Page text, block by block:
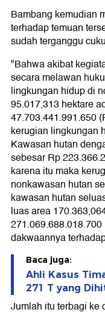
Bambang kemudian
terhadap temuan
sudah terganggu
"Bahwa akibat
secara melawan
lingkungan hidup di
95.017,313 hektare
47.703.441.991.650
kerugian lingkungan
Kawasan hutan
sebesar Rp
karena itu maka
nonkawasan hutan
kawasan hutan
luas area
dakwaannya
Baca juga:
Ahli Kasus
271 T yang
Jumlah itu terbagi ke